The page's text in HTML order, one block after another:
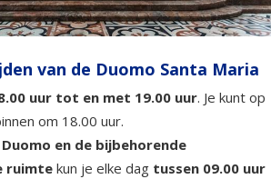
van de Duomo Santa Maria
uur tot en met 19.00 uur. Je kunt op
om 18.00 uur.
en de bijbehorende
ruimte kun je elke dag tussen 09.00 uur